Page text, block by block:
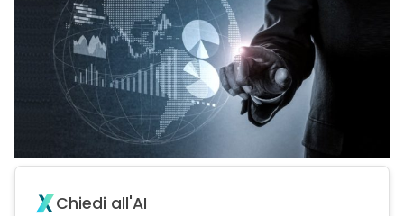
Chiedi all'AI